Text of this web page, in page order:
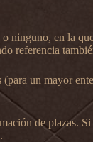
en la
referencia
un mayor
de plazas.